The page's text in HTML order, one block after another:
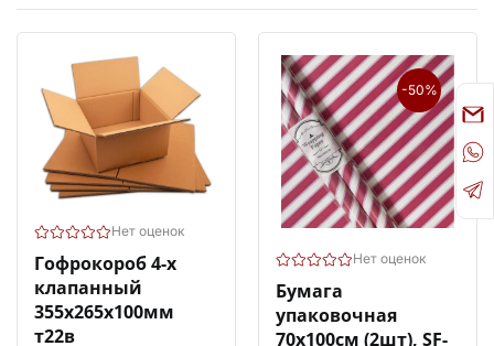
Нет оценок
Гофрокороб 4-х
клапанный
355х265х100мм
т22в
-50%
Нет оценок
Бумага
упаковочная
70х100см (2шт), SF-